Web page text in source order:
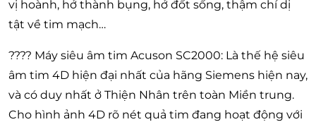
vị hoành, hở thành bụng, hở đốt sống, thậm chí dị
tật về tim mạch…
???? Máy siêu âm tim Acuson SC2000: Là thế hệ siêu
âm tim 4D hiện đại nhất của hãng Siemens hiện nay,
và có duy nhất ở Thiện Nhân trên toàn Miền trung.
Cho hình ảnh 4D rõ nét quả tim đang hoạt động với